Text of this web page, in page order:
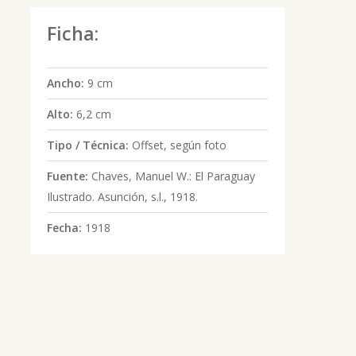
Ficha:
Ancho: 9 cm
Alto: 6,2 cm
Tipo / Técnica: Offset, según foto
Fuente: Chaves, Manuel W.: El Paraguay
Ilustrado. Asunción, s.l., 1918.
Fecha: 1918